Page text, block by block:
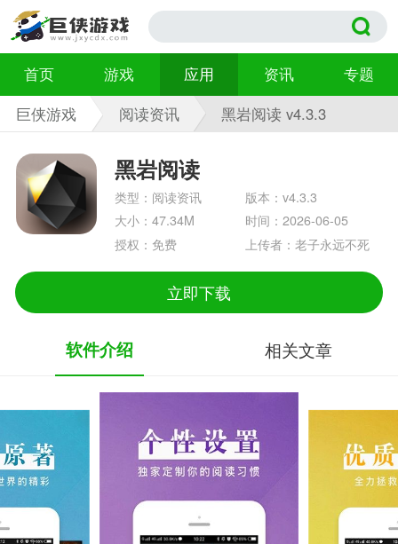
首页 游戏 应用 资讯
专题
巨侠游戏
阅读资讯 黑岩阅读 v4.3.3
黑岩阅读
类型：阅读资讯
版本：v4.3.3
大小：47.34M
时间：2026-06-05
授权：免费
上传者：老子永远不死
立即下载
软件介绍 相关文章